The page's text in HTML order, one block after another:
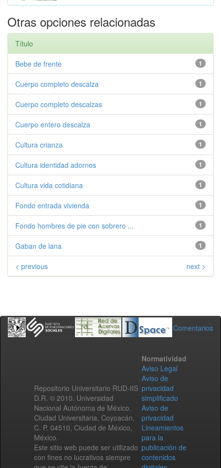
Otras opciones relacionadas
Título
1
Bebe de frente
1
Cuerpo completo descalza
1
Cuerpo completo descalzas
1
Cuerpo entero descalza
1
Cultura crianza
1
Cultura identidad adornos
1
Cultura vida cotidiana
1
Fondo entrada vivienda
1
Fondo hombres de pie con sobrero ...
1
Gaban de lana
< previous next >
Comentarios
Repositorio Universitario RUD-IIS
D.R. © 2010. Universidad
Nacional Autónoma de México.
Ciudad Universitaria, Coyoacán,
C. P. 04510, Ciudad de México,
México.
Este sitio web puede ser utilizado
con fines no lucrativos siempre
Normatividad
Aviso Legal
Aviso de
privacidad
simplificado
Aviso de
privacidad
Lineamientos
para la
publicación de
contenidos